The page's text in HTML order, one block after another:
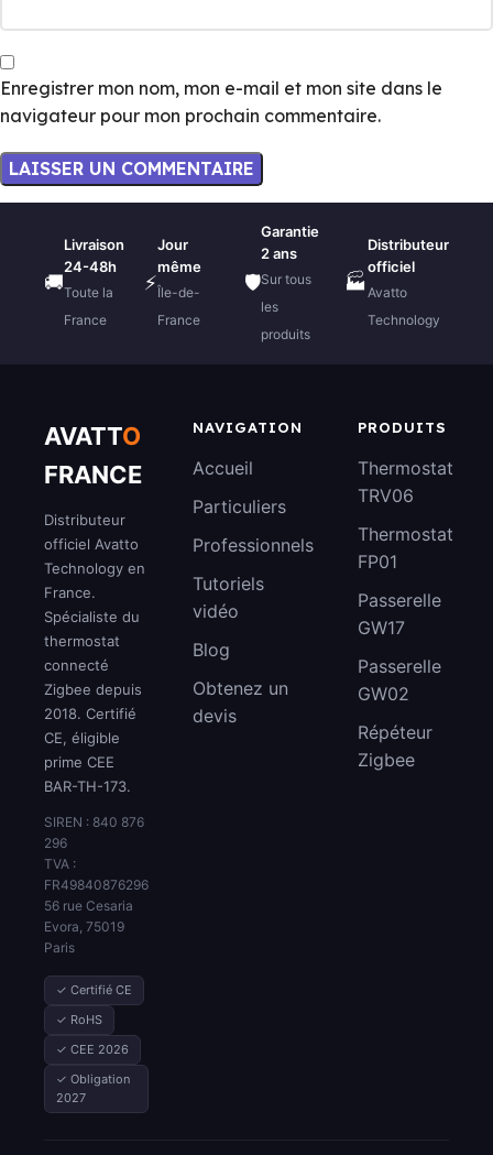
Enregistrer mon nom, mon e-mail et mon site dans le
navigateur pour mon prochain commentaire.
🚚
Livraison
24-48h
Toute la
France
⚡
Jour
même
Île-de-
France
🛡️
Garantie
2 ans
Sur tous
les
produits
🏭
Distributeur
officiel
Avatto
Technology
AVATTO
FRANCE
Distributeur
officiel Avatto
Technology en
France.
Spécialiste du
thermostat
connecté
Zigbee depuis
2018. Certifié
CE, éligible
prime CEE
BAR-TH-173.
SIREN : 840 876
296
TVA :
FR49840876296
56 rue Cesaria
Evora, 75019
Paris
✓ Certifié CE
✓ RoHS
✓ CEE 2026
✓ Obligation
2027
NAVIGATION
Accueil
Particuliers
Professionnels
Tutoriels
vidéo
Blog
Obtenez un
devis
PRODUITS
Thermostat
TRV06
Thermostat
FP01
Passerelle
GW17
Passerelle
GW02
Répéteur
Zigbee